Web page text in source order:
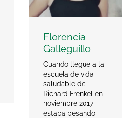
Florencia
Galleguillo
Cuando llegue a la
escuela de vida
saludable de
Richard Frenkel en
noviembre 2017
estaba pesando